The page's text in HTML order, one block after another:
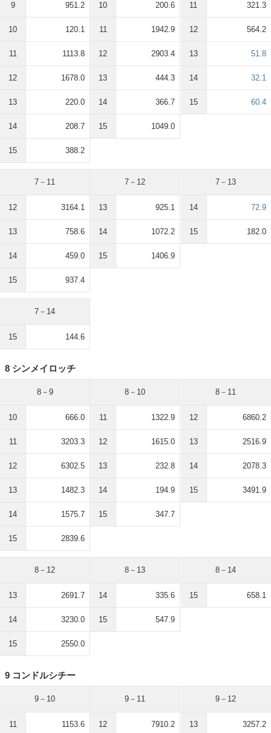
9 951.2
10 120.1
11 1113.8
12 1678.0
13 220.0
14 208.7
15 388.2
10 200.6
11 1942.9
12 2903.4
13 444.3
14 366.7
15 1049.0
11 321.3
12 564.2
13 51.8
14 32.1
15 60.4
7－11
12 3164.1
13 758.6
14 459.0
15 937.4
7－12
13 925.1
14 1072.2
15 1406.9
7－13
14 72.9
15 182.0
7－14
15 144.6
8 シンメイロッチ
8－9
10 666.0
11 3203.3
12 6302.5
13 1482.3
14 1575.7
15 2839.6
8－10
11 1322.9
12 1615.0
13 232.8
14 194.9
15 347.7
8－11
12 6860.2
13 2516.9
14 2078.3
15 3491.9
8－12
13 2691.7
14 3230.0
15 2550.0
8－13
14 335.6
15 547.9
8－14
15 658.1
9 コンドルシチー
9－10
11 1153.6
9－11
12 7910.2
9－12
13 3257.2